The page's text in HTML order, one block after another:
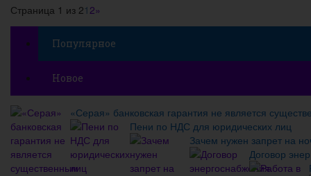
Страница 1 из 21 2»
Популярное
Новое
«Серая» банковская гарантия не является
Пени по НДС для юридических лиц
Зачем нужен запрет на
Договор